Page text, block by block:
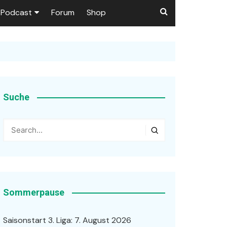
Podcast Forum Shop
Suche
Sommerpause
Saisonstart 3. Liga: 7. August 2026